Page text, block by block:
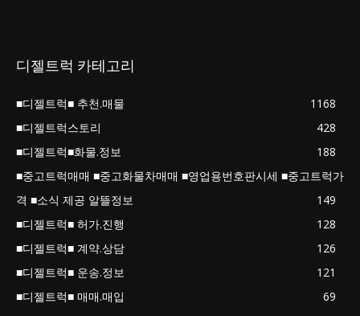
디젤트럭 카테고리
■디젤트럭■ 추천.매물
1168
■디젤트럭스토리
428
■디젤트럭■화물.정보
188
■중고트럭매매 ■중고화물차매매 ■영업용번호판시세 ■중고트럭가
격 ■소식 제공 알뜰정보
149
■디젤트럭■ 허가.진행
128
■디젤트럭■ 계약.상담
126
■디젤트럭■ 운송.정보
121
■디젤트럭■ 매매.매입
69